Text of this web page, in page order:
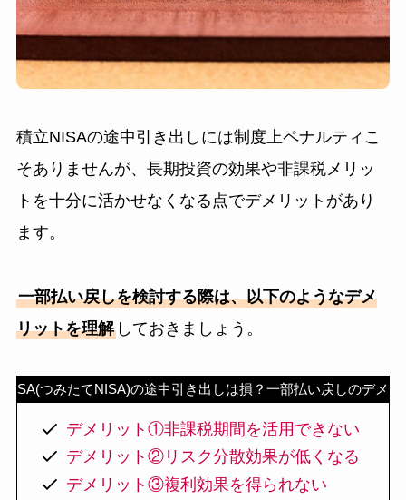
積立NISAの途中引き出しには制度上ペナルティこ
そありませんが、長期投資の効果や非課税メリッ
トを十分に活かせなくなる点でデメリットがあり
ます。
一部払い戻しを検討する際は、以下のようなデメ
リットを理解しておきましょう。
NISA(つみたてNISA)の途中引き出しは損？一部払い戻しのデメリ
デメリット①非課税期間を活用できない
デメリット②リスク分散効果が低くなる
デメリット③複利効果を得られない